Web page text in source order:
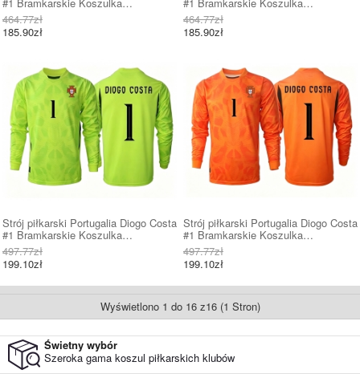
Podstawowej MŚ 2026 Krótki Rękaw
464.77zł
185.90zł
Wyjazdowej MŚ 2026 Krótki Rękaw
464.77zł
185.90zł
Strój piłkarski Portugalia Diogo Costa
#1 Bramkarskie Koszulka
Podstawowej MŚ 2026 Długi Rękaw
497.77zł
199.10zł
Strój piłkarski Portugalia Diogo Costa
#1 Bramkarskie Koszulka
Wyjazdowej MŚ 2026 Długi Rękaw
497.77zł
199.10zł
Wyświetlono 1 do 16 z16 (1 Stron)
Świetny wybór
Szeroka gama koszul piłkarskich klubów